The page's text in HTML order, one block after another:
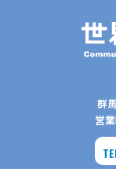
群
営